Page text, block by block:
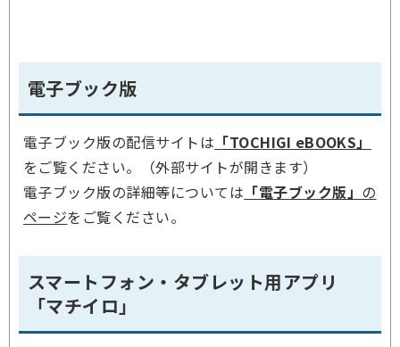
電子ブック版
電子ブック版の配信サイトは 「TOCHIGI eBOOKS」
をご覧ください。（外部サイトが開きます）
電子ブック版の詳細等については 「電子ブック版」 の
ページをご覧ください。
スマートフォン・タブレット用アプリ
「マチイロ」